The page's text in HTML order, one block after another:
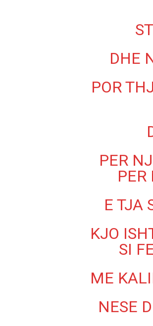
DHE
POR
PER
PER
E TJA
KJO
SI
ME
NESE